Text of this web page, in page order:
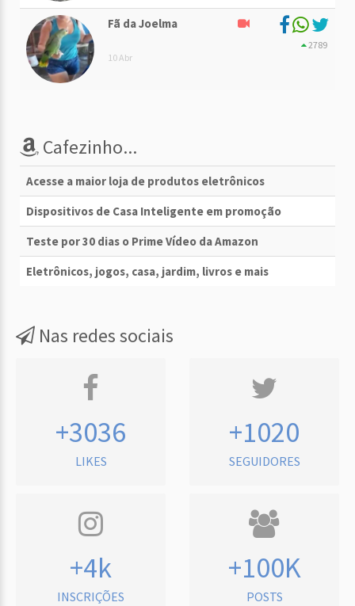
Fã da Joelma
10 Abr
2789
Cafezinho...
Acesse a maior loja de produtos eletrônicos
Dispositivos de Casa Inteligente em promoção
Teste por 30 dias o Prime Vídeo da Amazon
Eletrônicos, jogos, casa, jardim, livros e mais
Nas redes sociais
+3036
LIKES
+1020
SEGUIDORES
+4k
INSCRIÇÕES
+100K
POSTS